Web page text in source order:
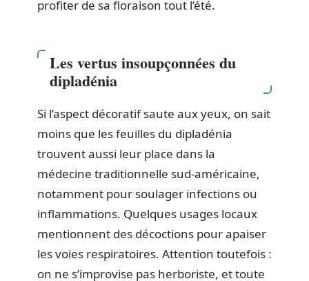
profiter de sa floraison tout l’été.
Les vertus insoupçonnées du
dipladénia
Si l’aspect décoratif saute aux yeux, on sait
moins que les feuilles du dipladénia
trouvent aussi leur place dans la
médecine traditionnelle sud-américaine,
notamment pour soulager infections ou
inflammations. Quelques usages locaux
mentionnent des décoctions pour apaiser
les voies respiratoires. Attention toutefois :
on ne s’improvise pas herboriste, et toute